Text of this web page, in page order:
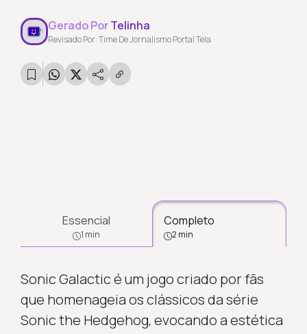
Gerado PorTelinha
Revisado Por: Time De Jornalismo Portal Tela
Essencial
1 min
Completo
2 min
Sonic Galactic é um jogo criado por fãs
que homenageia os clássicos da série
Sonic the Hedgehog, evocando a estética